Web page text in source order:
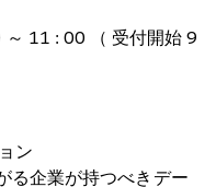
11 : 00 （ 受付開始 9
ン
る企業が持つべきデー